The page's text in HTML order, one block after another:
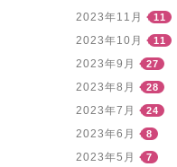
2023年11月 11
2023年10月 11
2023年9月 27
2023年8月 28
2023年7月 24
2023年6月 8
2023年5月 7